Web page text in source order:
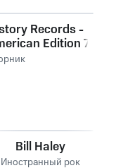
Records -
Edition 7
Bill Haley
Иностранный рок